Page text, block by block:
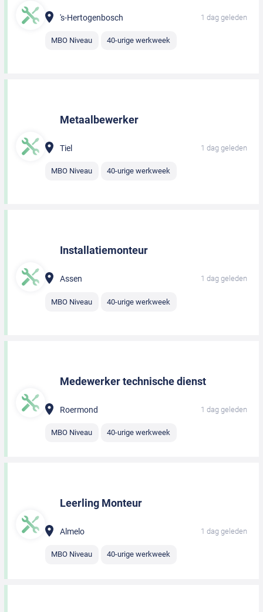
's-Hertogenbosch 1 dag geleden
MBO Niveau 40-urige werkweek
Metaalbewerker
Tiel 1 dag geleden
MBO Niveau 40-urige werkweek
Installatiemonteur
Assen 1 dag geleden
MBO Niveau 40-urige werkweek
Medewerker technische dienst
Roermond 1 dag geleden
MBO Niveau 40-urige werkweek
Leerling Monteur
Almelo 1 dag geleden
MBO Niveau 40-urige werkweek